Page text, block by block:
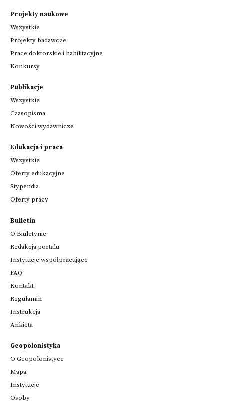
Projekty naukowe
Wszystkie
Projekty badawcze
Prace doktorskie i habilitacyjne
Konkursy
Publikacje
Wszystkie
Czasopisma
Nowości wydawnicze
Edukacja i praca
Wszystkie
Oferty edukacyjne
Stypendia
Oferty pracy
Bulletin
O Biuletynie
Redakcja portalu
Instytucje współpracujące
FAQ
Kontakt
Regulamin
Instrukcja
Ankieta
Geopolonistyka
O Geopolonistyce
Mapa
Instytucje
Osoby